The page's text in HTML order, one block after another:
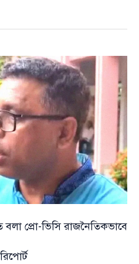
প্রো-ভিসি রাজনৈতিকভাবে